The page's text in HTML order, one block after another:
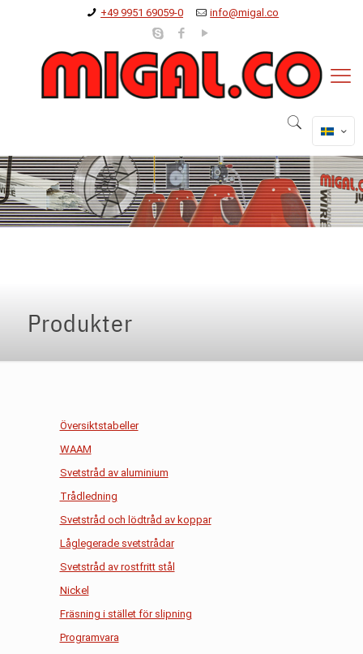
+49 9951 69059-0 info@migal.co
Produkter
Översiktstabeller
WAAM
Svetstråd av aluminium
Trådledning
Svetstråd och lödtråd av koppar
Låglegerade svetstrådar
Svetstråd av rostfritt stål
Nickel
Fräsning i stället för slipning
Programvara